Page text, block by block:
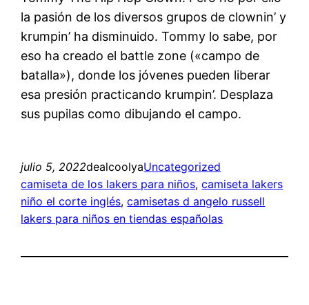
la pasión de los diversos grupos de clownin’ y
krumpin’ ha disminuido. Tommy lo sabe, por
eso ha creado el battle zone («campo de
batalla»), donde los jóvenes pueden liberar
esa presión practicando krumpin’. Desplaza
sus pupilas como dibujando el campo.
julio 5, 2022dealcoolyaUncategorized
camiseta de los lakers para niños, camiseta lakers
niño el corte inglés, camisetas d angelo russell
lakers para niños en tiendas españolas